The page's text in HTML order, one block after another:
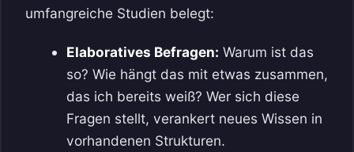
umfangreiche Studien belegt:
Elaboratives Befragen: Warum ist das
so? Wie hängt das mit etwas zusammen,
das ich bereits weiß? Wer sich diese
Fragen stellt, verankert neues Wissen in
vorhandenen Strukturen.